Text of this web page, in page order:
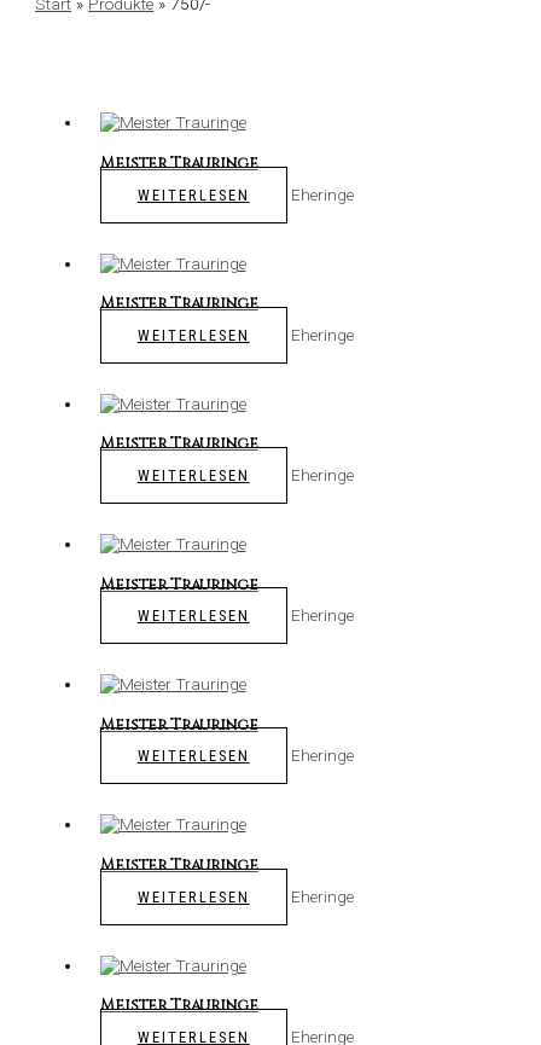
Meister Trauringe
WEITERLESEN Eheringe
Meister Trauringe
WEITERLESEN Eheringe
Meister Trauringe
WEITERLESEN Eheringe
Meister Trauringe
WEITERLESEN Eheringe
Meister Trauringe
WEITERLESEN Eheringe
Meister Trauringe
WEITERLESEN Eheringe
Meister Trauringe
WEITERLESEN Eheringe